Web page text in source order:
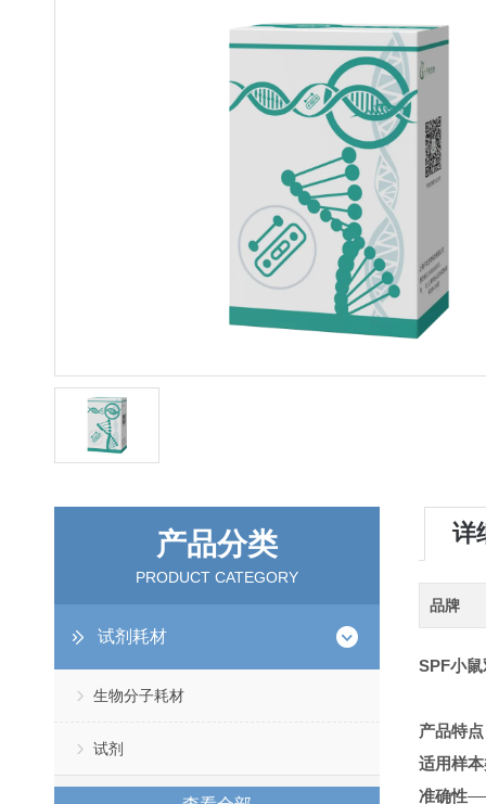
产品分类
PRODUCT CATEGORY
试剂耗材
生物分子耗材
试剂
详
品牌
SPF小
产品特
适用样
准确性